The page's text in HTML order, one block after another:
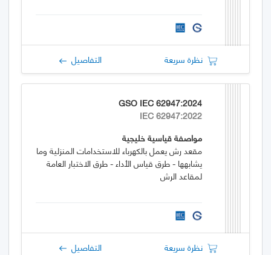
نظرة سريعة التفاصيل
GSO IEC 62947:2024
IEC 62947:2022
مواصفة قياسية خليجية
مقعد رش يعمل بالكهرباء للاستخدامات المنزلية وما
يشابهها - طرق قياس الأداء - طرق الاختبار العامة
لمقاعد الرش
نظرة سريعة التفاصيل